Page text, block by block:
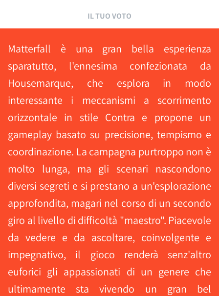
IL TUO VOTO
Matterfall è una gran bella esperienza
sparatutto, l'ennesima confezionata da
Housemarque, che esplora in modo
interessante i meccanismi a scorrimento
orizzontale in stile Contra e propone un
gameplay basato su precisione, tempismo e
coordinazione. La campagna purtroppo non è
molto lunga, ma gli scenari nascondono
diversi segreti e si prestano a un'esplorazione
approfondita, magari nel corso di un secondo
giro al livello di difficoltà "maestro". Piacevole
da vedere e da ascoltare, coinvolgente e
impegnativo, il gioco renderà senz'altro
euforici gli appassionati di un genere che
ultimamente sta vivendo un gran bel